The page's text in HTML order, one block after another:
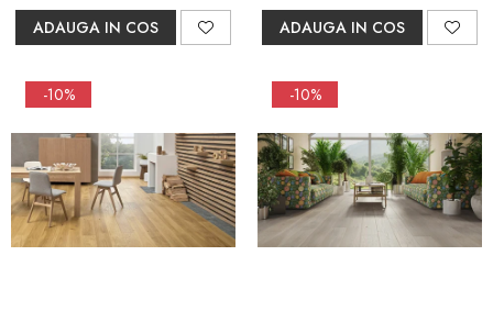
ADAUGA IN COS ADAUGA IN COS
-10% -10%